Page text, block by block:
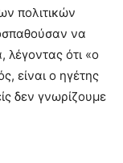
πολιτικών
να
λέγοντας ότι «ο
είναι ο ηγέτης
δεν γνωρίζουμε